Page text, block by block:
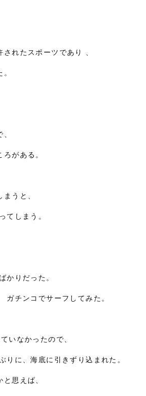
れたスポーツであり 、
がある。
うと、
てしまう。
かりだった。
ガチンコでサーフしてみた。
いなかったので、
りに、海底に引きずり込まれた。
思えば、